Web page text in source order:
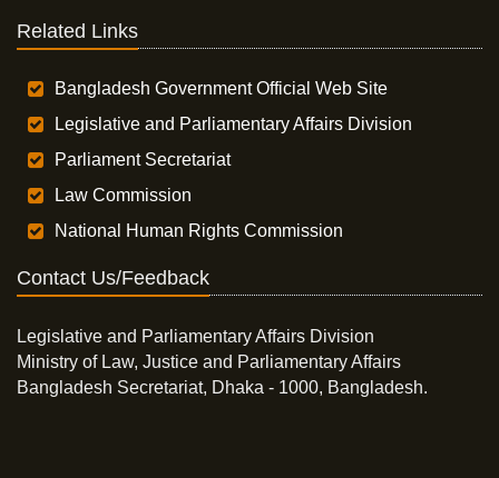
Related Links
Bangladesh Government Official Web Site
Legislative and Parliamentary Affairs Division
Parliament Secretariat
Law Commission
National Human Rights Commission
Contact Us/Feedback
Legislative and Parliamentary Affairs Division
Ministry of Law, Justice and Parliamentary Affairs
Bangladesh Secretariat, Dhaka - 1000, Bangladesh.